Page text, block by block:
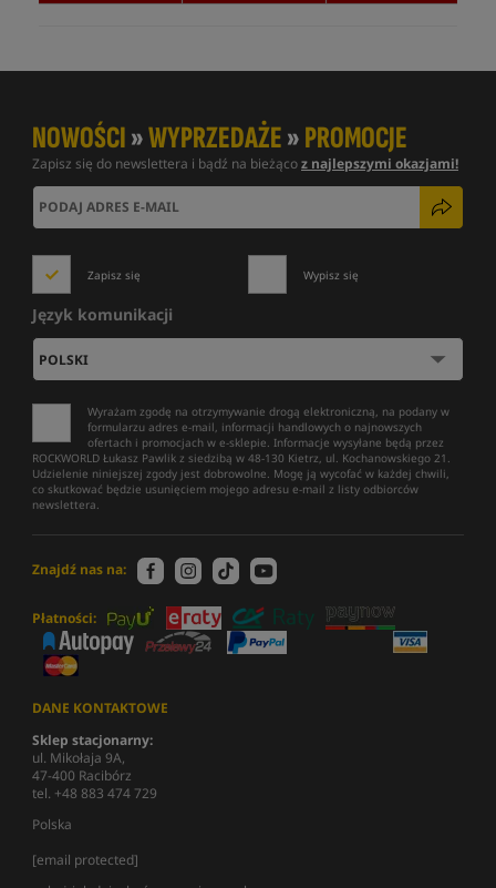
NOWOŚCI»WYPRZEDAŻE»PROMOCJE
Zapisz się do newslettera i bądź na bieżącoz najlepszymi okazjami!
Zapisz się Wypisz się
Język komunikacji
Wyrażam zgodę na otrzymywanie drogą elektroniczną, na podany w
formularzu adres e-mail, informacji handlowych o najnowszych
ofertach i promocjach w e-sklepie. Informacje wysyłane będą przez
ROCKWORLD Łukasz Pawlik z siedzibą w 48-130 Kietrz, ul. Kochanowskiego 21.
Udzielenie niniejszej zgody jest dobrowolne. Mogę ją wycofać w każdej chwili,
co skutkować będzie usunięciem mojego adresu e-mail z listy odbiorców
newslettera.
Znajdź nas na:
Płatności:
DANE KONTAKTOWE
Sklep stacjonarny:
ul. Mikołaja 9A,
47-400 Racibórz
tel. +48 883 474 729
Polska
[email protected]